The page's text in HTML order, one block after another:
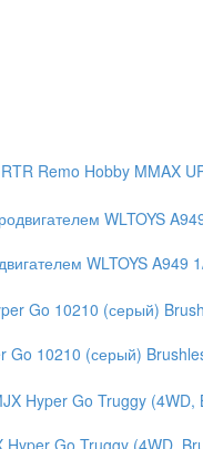
Remo Hobby MMAX
WLTOYS A949
10210 (серый)